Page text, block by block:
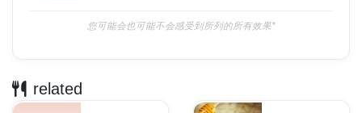
您可能会也可能不会感受到所列的所有效果*
related